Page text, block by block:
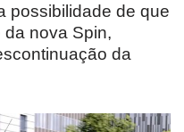
possibilidade de que
nova Spin,
da